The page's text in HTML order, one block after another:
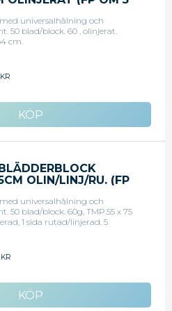
universalhålning och
50 blad/block. 60 , olinjerat.
cm.
KR
OLIN/LINJ/RU. (FP
universalhålning och
50 blad/block. 60g, TMP.55 x 75
1 sida rutad/linjerad. 5
KR